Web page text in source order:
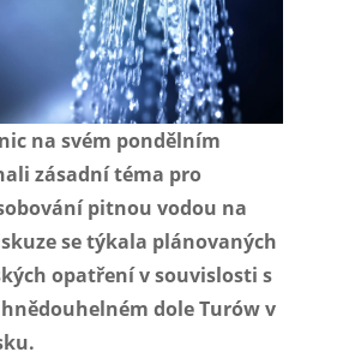
na svém pondělním
zásadní téma pro
pitnou vodou na
se týkala plánovaných
opatření v souvislosti s
dole Turów v